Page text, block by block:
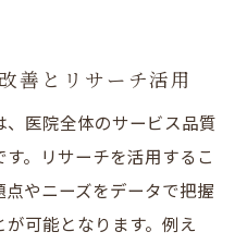
善とリサーチ活用
医院全体のサービス品質
。リサーチを活用するこ
やニーズをデータで把握
可能となります。例え